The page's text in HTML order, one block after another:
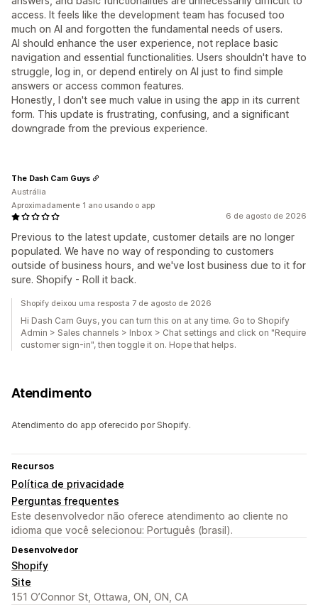
access. It feels like the development team has focused too
much on AI and forgotten the fundamental needs of users.
AI should enhance the user experience, not replace basic
navigation and essential functionalities. Users shouldn't have to
struggle, log in, or depend entirely on AI just to find simple
answers or access common features.
Honestly, I don't see much value in using the app in its current
form. This update is frustrating, confusing, and a significant
downgrade from the previous experience.
6 de agosto de 2026
Previous to the latest update, customer details are no longer
populated. We have no way of responding to customers
outside of business hours, and we've lost business due to it for
sure. Shopify - Roll it back.
The Dash Cam Guys
Austrália
Aproximadamente 1 ano usando o app
Shopify deixou uma resposta 7 de agosto de 2026
Hi Dash Cam Guys, you can turn this on at any time. Go to Shopify
Admin > Sales channels > Inbox > Chat settings and click on "Require
customer sign-in", then toggle it on. Hope that helps.
Atendimento
Atendimento do app oferecido por Shopify.
Recursos
Política de privacidade
Perguntas frequentes
Este desenvolvedor não oferece atendimento ao cliente no
idioma que você selecionou: Português (brasil).
Desenvolvedor
Shopify
Site
151 O’Connor St, Ottawa, ON, ON, CA